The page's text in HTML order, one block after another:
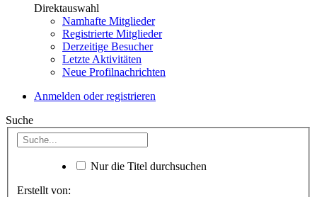
Direktauswahl
Namhafte Mitglieder
Registrierte Mitglieder
Derzeitige Besucher
Letzte Aktivitäten
Neue Profilnachrichten
Anmelden oder registrieren
Suche
Nur die Titel durchsuchen
Erstellt von: